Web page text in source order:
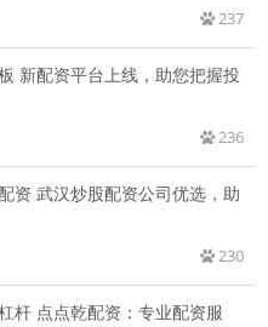
237
新配资平台上线，助您把握投
236
资 武汉炒股配资公司优选，助
230
杆 点点乾配资：专业配资服